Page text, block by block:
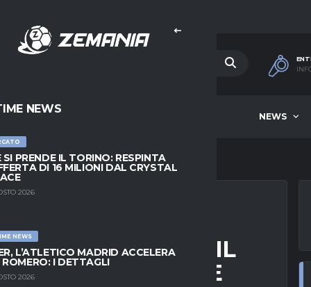
NEWS
NEWS
SI PRENDE IL TORINO: RESPINTA
DI 16 MILIONI DAL CRYSTAL
2026
NEWS
L’ATLETICO MADRID ACCELERA
ROMERO: I DETTAGLI
2026
DA LEADER E IL
UN’ESTATE